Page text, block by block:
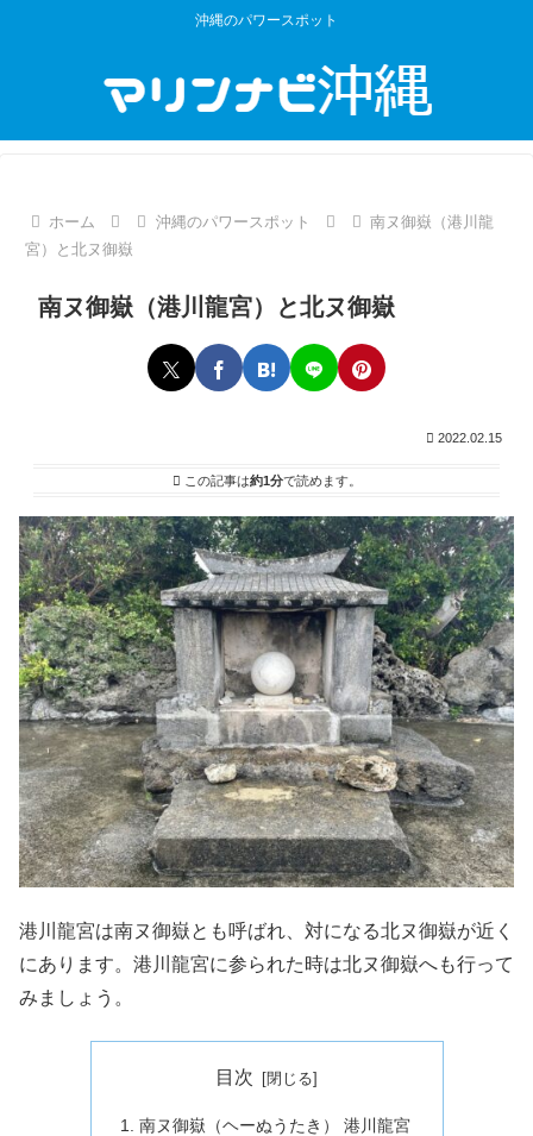
沖縄のパワースポット
ホーム 沖縄のパワースポット
南ヌ御嶽（港川龍
宮）と北ヌ御嶽
南ヌ御嶽（港川龍宮）と北ヌ御嶽
2022.02.15
この記事は約1分で読めます。
港川龍宮は南ヌ御嶽とも呼ばれ、対になる北ヌ御嶽が近く
にあります。港川龍宮に参られた時は北ヌ御嶽へも行って
みましょう。
目次
南ヌ御嶽（ヘーぬうたき） 港川龍宮